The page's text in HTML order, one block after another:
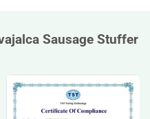
Sausage Stuffer